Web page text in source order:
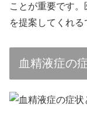
ことが重要です
を提案してくれる
血精液症の